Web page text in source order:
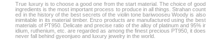
True luxury is to choose a good one from the start material. The choice of good
ingredients is the most important process to produce in all things. Strahan count
ed in the history of the best secrets of the violin tone bariwooseu Woody is also
inimitable in its material timber. Enzo products are manufactured using the best
materials of PT950. Delicate and precise ratio of the alloy of platinum and 95% ir
idium, ruthenium, etc. are regarded as among the finest precious PT950, it does
never fall behind gyeonjueo and luxury jewelry in the world.